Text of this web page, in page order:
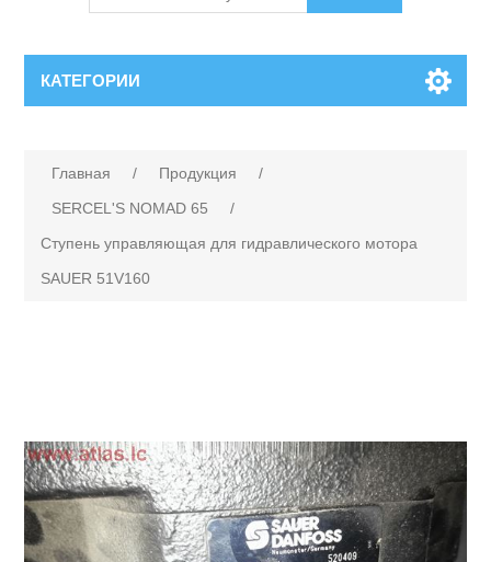
КАТЕГОРИИ
Главная / Продукция
/
SERCEL'S NOMAD 65
/
Ступень управляющая для гидравлического мотора
SAUER 51V160